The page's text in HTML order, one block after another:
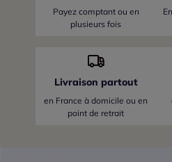
Payez comptant ou en
plusieurs fois
Livraison partout
en France à domicile ou en
point de retrait